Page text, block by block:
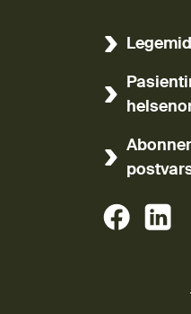
(Ekstern
(Ekstern